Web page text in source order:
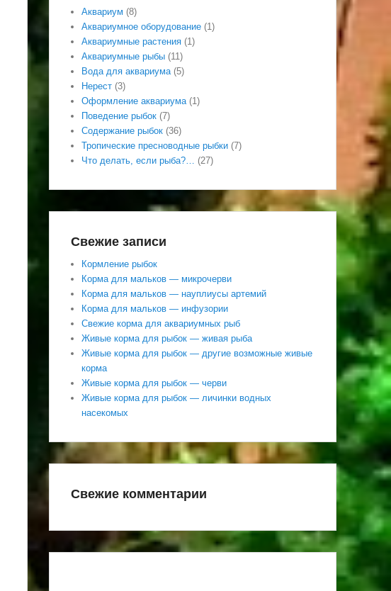
Аквариум (8)
Аквариумное оборудование (1)
Аквариумные растения (1)
Аквариумные рыбы (11)
Вода для аквариума(5)
Нерест (3)
Оформление аквариума(1)
Поведение рыбок (7)
Содержание рыбок (36)
Тропические пресноводные рыбки (7)
Что делать, если рыба?… (27)
Свежие записи
Кормление рыбок
Корма для мальков — микрочерви
Корма для мальков — науплиусы артемий
Корма для мальков — инфузории
Свежие корма для аквариумных рыб
Живые корма для рыбок — живая рыба
Живые корма для рыбок — другие возможные живые
корма
Живые корма для рыбок — черви
Живые корма для рыбок — личинки водных
насекомых
Свежие комментарии